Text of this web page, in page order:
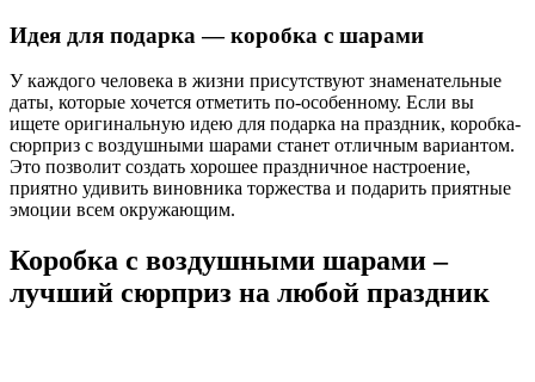
Идея для подарка — коробка с шарами
У каждого человека в жизни присутствуют знаменательные
даты, которые хочется отметить по-особенному. Если вы
ищете оригинальную идею для подарка на праздник, коробка-
сюрприз с воздушными шарами станет отличным вариантом.
Это позволит создать хорошее праздничное настроение,
приятно удивить виновника торжества и подарить приятные
эмоции всем окружающим.
Коробка с воздушными шарами –
лучший сюрприз на любой праздник